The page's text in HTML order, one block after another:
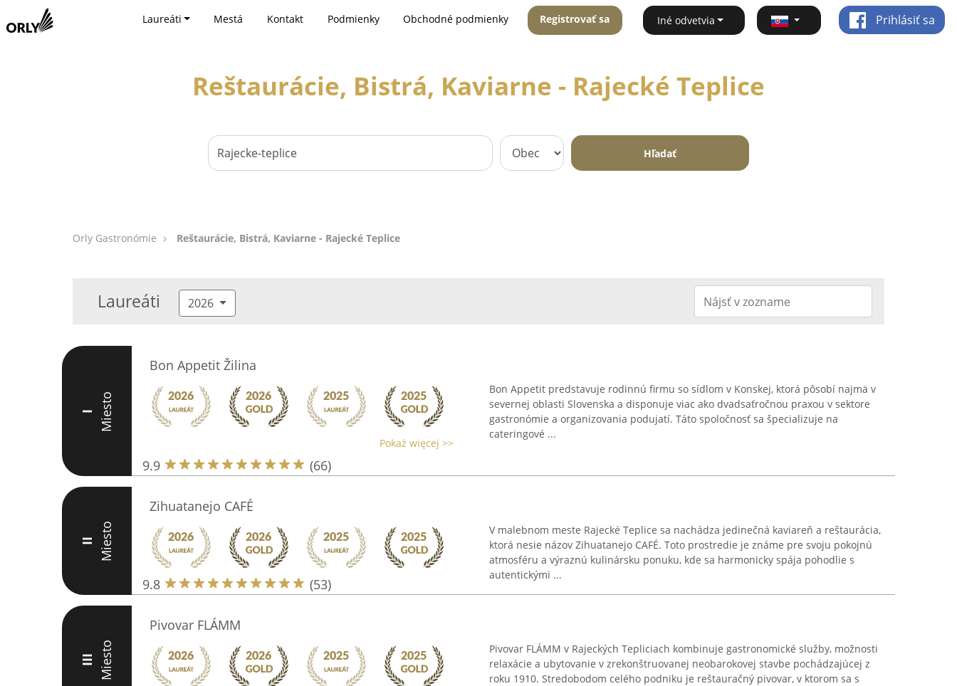
Laureáti Mestá Kontakt Podmienky Obchodné podmienky Registrovať sa Iné odvetvia Prihlásiť sa
Reštaurácie, Bistrá, Kaviarne - Rajecké Teplice
Hľadať
Orly Gastronómie Reštaurácie, Bistrá, Kaviarne - Rajecké Teplice
Laureáti 2026
I Miesto
Bon Appetit Žilina
Pokaż więcej >>
9.9 (66)
Bon Appetit predstavuje rodinnú firmu so sídlom v Konskej, ktorá pôsobí najmä v
severnej oblasti Slovenska a disponuje viac ako dvadsaťročnou praxou v sektore
gastronómie a organizovania podujatí. Táto spoločnosť sa špecializuje na
cateringové ...
II Miesto
Zihuatanejo CAFÉ
9.8 (53)
V malebnom meste Rajecké Teplice sa nachádza jedinečná kaviareň a reštaurácia,
ktorá nesie názov Zihuatanejo CAFÉ. Toto prostredie je známe pre svoju pokojnú
atmosféru a výraznú kulinársku ponuku, kde sa harmonicky spája pohodlie s
autentickými ...
III Miesto
Pivovar FLÁMM
Pivovar FLÁMM v Rajeckých Tepliciach kombinuje gastronomické služby, možnosti
relaxácie a ubytovanie v zrekonštruovanej neobarokovej stavbe pochádzajúcej z
roku 1910. Stredobodom celého podniku je reštauračný pivovar, v ktorom sa s